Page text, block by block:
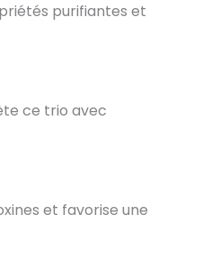
purifiantes et
ce trio avec
et favorise une